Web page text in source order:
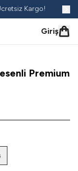
Kargo!
Giriş
Premium